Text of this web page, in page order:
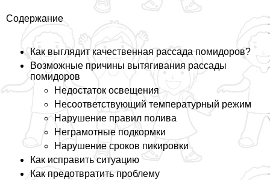
Содержание
Как выглядит качественная рассада помидоров?
Возможные причины вытягивания рассады
помидоров
Недостаток освещения
Несоответствующий температурный режим
Нарушение правил полива
Неграмотные подкормки
Нарушение сроков пикировки
Как исправить ситуацию
Как предотвратить проблему